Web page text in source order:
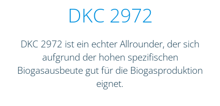
DKC 2972
DKC 2972 ist ein echter Allrounder, der sich
aufgrund der hohen spezifischen
Biogasausbeute gut für die Biogasproduktion
eignet.